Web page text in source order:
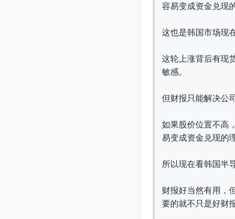
容易变成资金兑现
这也是韩国市场现
这轮上涨背后有现
敏感。
但财报只能解决公
如果股价位置不高
易变成资金兑现的
所以现在看韩国半
财报好当然有用，
要的就不只是好财